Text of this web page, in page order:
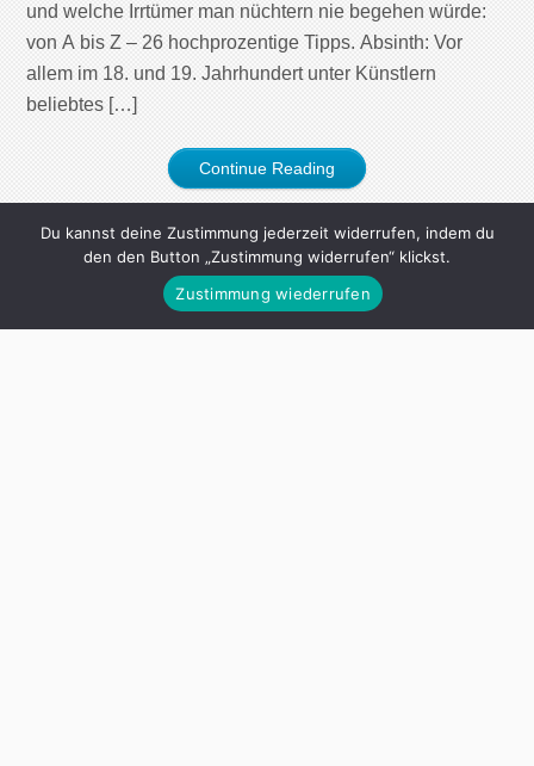
und welche Irrtümer man nüchtern nie begehen würde:
von A bis Z – 26 hochprozentige Tipps. Absinth: Vor
allem im 18. und 19. Jahrhundert unter Künstlern
beliebtes […]
Continue Reading
Du kannst deine Zustimmung jederzeit widerrufen, indem du
den den Button „Zustimmung widerrufen“ klickst.
Zustimmung wiederrufen